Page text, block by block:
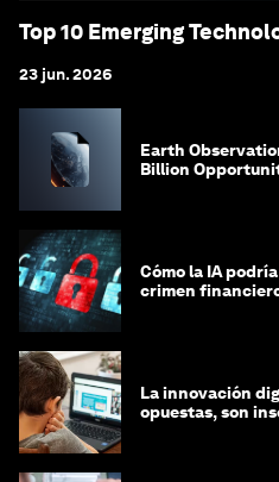
Top 10 Emerging
23 jun. 2026
Earth
Billion
Cómo la IA
crimen
La innovación
opuestas, son